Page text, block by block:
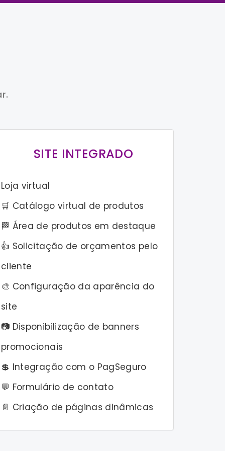
SITE INTEGRADO
Loja virtual
🛒 Catálogo virtual de produtos
🏁 Área de produtos em destaque
👍 Solicitação de orçamentos pelo
cliente
🎨 Configuração da aparência do
site
📷 Disponibilização de banners
promocionais
💲 Integração com o PagSeguro
💬 Formulário de contato
📄 Criação de páginas dinâmicas